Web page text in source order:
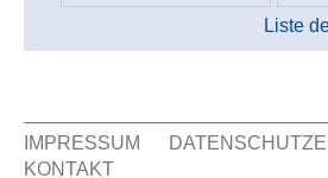
Liste
IMPRESSUM
KONTAKT